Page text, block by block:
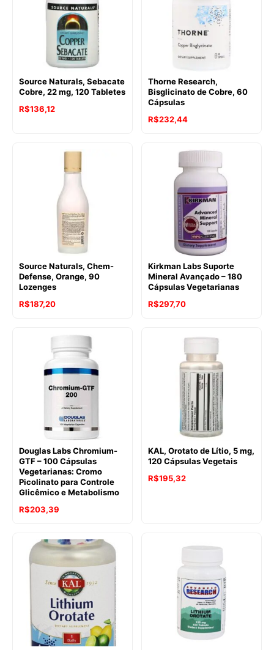
Source Naturals, Sebacate
Cobre, 22 mg, 120 Tabletes
R$136,12
Thorne Research,
Bisglicinato de Cobre, 60
Cápsulas
R$232,44
Source Naturals, Chem-
Defense, Orange, 90
Lozenges
R$187,20
Kirkman Labs Suporte
Mineral Avançado – 180
Cápsulas Vegetarianas
R$297,70
Douglas Labs Chromium-
GTF – 100 Cápsulas
Vegetarianas: Cromo
Picolinato para Controle
Glicêmico e Metabolismo
R$203,39
KAL, Orotato de Lítio, 5 mg,
120 Cápsulas Vegetais
R$195,32